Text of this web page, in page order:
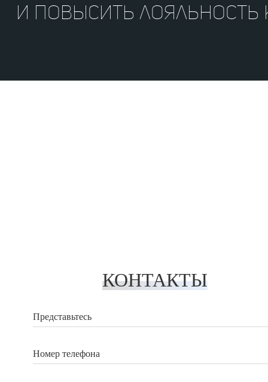
и повысить лояльность
КОНТАКТЫ
Представьтесь
Номер телефона